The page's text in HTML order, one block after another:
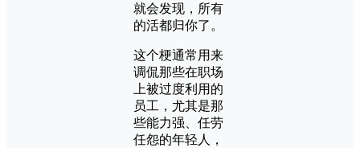
就会发现，所有
的活都归你了。
这个梗通常用来
调侃那些在职场
上被过度利用的
员工，尤其是那
些能力强、任劳
任怨的年轻人，